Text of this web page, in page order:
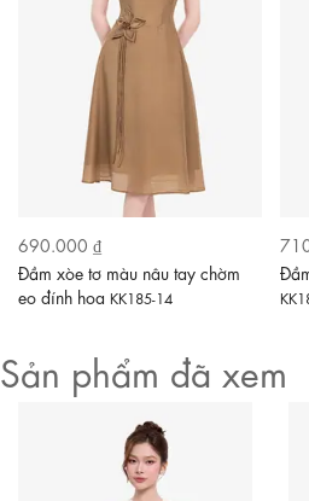
690.000 ₫
Đầm xòe tơ màu nâu tay chờm
eo đính hoa KK185-14
Sản phẩm đã xem